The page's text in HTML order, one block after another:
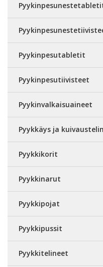
Pyykinpesutabletit
Pyykinpesutiivisteet
Pyykinvalkaisuaineet
Pyykkäys ja
Pyykkikorit
Pyykkinarut
Pyykkipojat
Pyykkipussit
Pyykkitelineet